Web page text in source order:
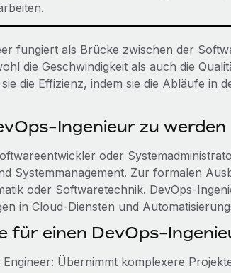
fungiert als Brücke zwischen der
die Geschwindigkeit als auch die
die Effizienz, indem sie die Abläufe in
Ingenieur zu werden
oder
Systemmanagement. Zur formalen
oder Softwaretechnik. DevOps-
in Cloud-Diensten und
für einen DevOps-
Engineer: Übernimmt komplexere